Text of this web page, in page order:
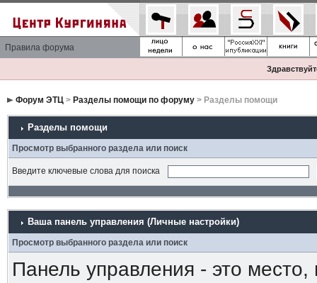
Правила форума
Форум ЭТЦ> Разделы помощи по форуму> Разделы помощи
Разделы помощи
Просмотр выбранного раздела или поиск
Введите ключевые слова для поиска
Ваша панель управления (Личные настройки)
Просмотр выбранного раздела или поиск
Панель управления - это